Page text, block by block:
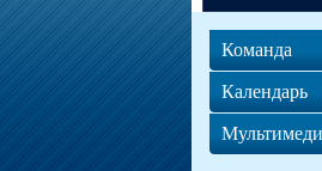
Команда
Календарь